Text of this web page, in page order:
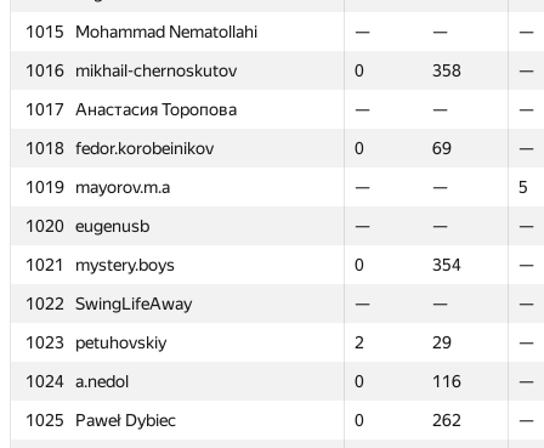
1015
Mohammad Nematollahi — —
—
1016
mikhail-chernoskutov 0 358
—
1017
Анастасия Торопова — —
—
1018 fedor.korobeinikov 0 69
—
1019
mayorov.m.a — —
5
1020 eugenusb — —
—
1021
mystery.boys 0 354
—
1022
SwingLifeAway — —
—
1023
petuhovskiy 2 29
—
1024 a.nedol 0 116
—
1025
Paweł Dybiec 0 262
—
1015
Mohammad Nematollahi — —
—
1016
mikhail-chernoskutov 0 358
—
1017
Анастасия Торопова — —
—
1018 fedor.korobeinikov 0 69
—
1019
mayorov.m.a — —
5
1020 eugenusb — —
—
1021
mystery.boys 0 354
—
1022
SwingLifeAway — —
—
1023
petuhovskiy 2 29
—
1024 a.nedol 0 116
—
1025
Paweł Dybiec 0 262
—